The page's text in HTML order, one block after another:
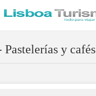
Pastelerías y cafés